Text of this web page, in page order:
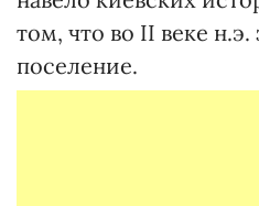
том, что во II веке
поселение.